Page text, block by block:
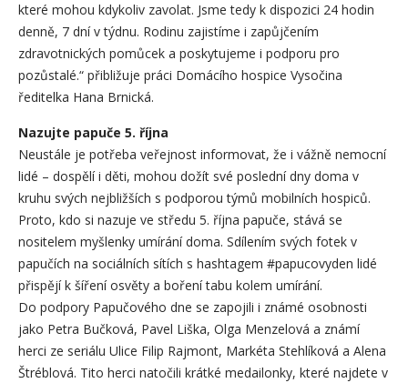
které mohou kdykoliv zavolat. Jsme tedy k dispozici 24 hodin
denně, 7 dní v týdnu. Rodinu zajistíme i zapůjčením
zdravotnických pomůcek a poskytujeme i podporu pro
pozůstalé.“ přibližuje práci Domácího hospice Vysočina
ředitelka Hana Brnická.
Nazujte papuče 5. října
Neustále je potřeba veřejnost informovat, že i vážně nemocní
lidé – dospělí i děti, mohou dožít své poslední dny doma v
kruhu svých nejbližších s podporou týmů mobilních hospiců.
Proto, kdo si nazuje ve středu 5. října papuče, stává se
nositelem myšlenky umírání doma. Sdílením svých fotek v
papučích na sociálních sítích s hashtagem #papucovyden lidé
přispějí k šíření osvěty a boření tabu kolem umírání.
Do podpory Papučového dne se zapojili i známé osobnosti
jako Petra Bučková, Pavel Liška, Olga Menzelová a známí
herci ze seriálu Ulice Filip Rajmont, Markéta Stehlíková a Alena
Štréblová. Tito herci natočili krátké medailonky, které najdete v